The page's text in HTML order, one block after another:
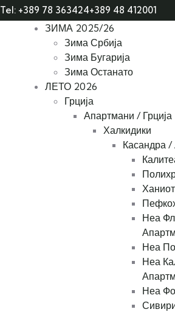
Tel: +389 78 363424+389 48 412001
ЗИМА 2025/26
Зима Србија
Зима Бугарија
Зима Останато
ЛЕТО 2026
Грција
Апартмани / Грција
Халкидики
Касандра
Неа
Неа
Неа
Неа